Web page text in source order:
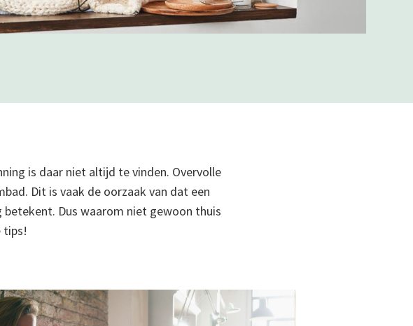
is daar niet altijd te vinden. Overvolle
Dit is vaak de oorzaak van dat een
Dus waarom niet gewoon thuis
tips!